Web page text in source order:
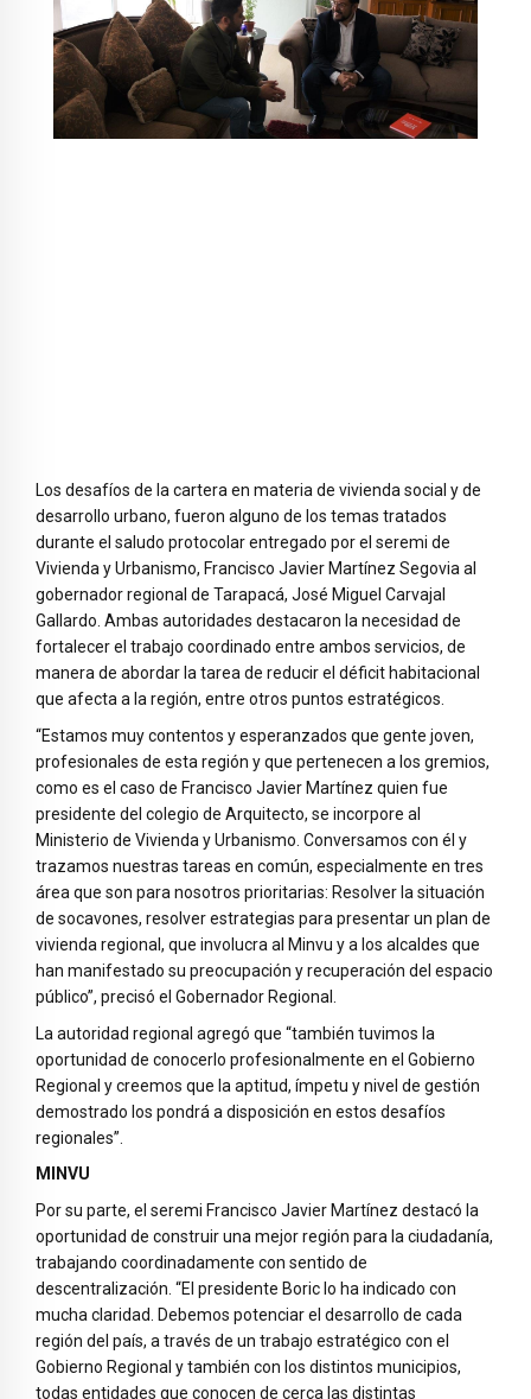
Los desafíos de la cartera en materia de vivienda social y de
desarrollo urbano, fueron alguno de los temas tratados
durante el saludo protocolar entregado por el seremi de
Vivienda y Urbanismo, Francisco Javier Martínez Segovia al
gobernador regional de Tarapacá, José Miguel Carvajal
Gallardo. Ambas autoridades destacaron la necesidad de
fortalecer el trabajo coordinado entre ambos servicios, de
manera de abordar la tarea de reducir el déficit habitacional
que afecta a la región, entre otros puntos estratégicos.
“Estamos muy contentos y esperanzados que gente joven,
profesionales de esta región y que pertenecen a los gremios,
como es el caso de Francisco Javier Martínez quien fue
presidente del colegio de Arquitecto, se incorpore al
Ministerio de Vivienda y Urbanismo. Conversamos con él y
trazamos nuestras tareas en común, especialmente en tres
área que son para nosotros prioritarias: Resolver la situación
de socavones, resolver estrategias para presentar un plan de
vivienda regional, que involucra al Minvu y a los alcaldes que
han manifestado su preocupación y recuperación del espacio
público”, precisó el Gobernador Regional.
La autoridad regional agregó que “también tuvimos la
oportunidad de conocerlo profesionalmente en el Gobierno
Regional y creemos que la aptitud, ímpetu y nivel de gestión
demostrado los pondrá a disposición en estos desafíos
regionales”.
MINVU
Por su parte, el seremi Francisco Javier Martínez destacó la
oportunidad de construir una mejor región para la ciudadanía,
trabajando coordinadamente con sentido de
descentralización. “El presidente Boric lo ha indicado con
mucha claridad. Debemos potenciar el desarrollo de cada
región del país, a través de un trabajo estratégico con el
Gobierno Regional y también con los distintos municipios,
todas entidades que conocen de cerca las distintas